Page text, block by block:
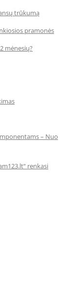
trūkumą
pramonės
mėnesių?
– Nuo
renkasi